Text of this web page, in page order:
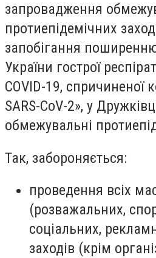
запровадження
протиепідемічних
запобігання поширенню
України гострої
COVID-19, спричиненої
SARS-CoV-2», у
обмежувальні
Так, забороняється:
проведення всіх
(розважальних,
соціальних,
заходів (крім